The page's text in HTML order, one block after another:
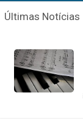
Últimas Notícias